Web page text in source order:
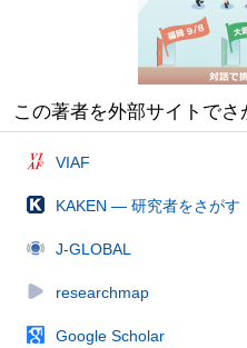
この著者を外部サイトでさ
VIAF
KAKEN — 研究者をさがす
J-GLOBAL
researchmap
Google Scholar